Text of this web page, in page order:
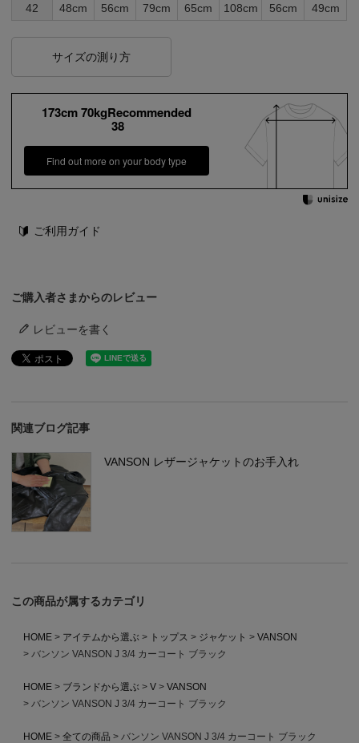
42 48cm 56cm 79cm 65cm 108cm 56cm 49cm
サイズの測り方
173cm 70kgRecommended
38
Find out more on your body type
ご利用ガイド
ご購入者さまからのレビュー
レビューを書く
関連ブログ記事
VANSON レザージャケットのお手入れ
この商品が属するカテゴリ
HOME アイテムから選ぶ トップス ジャケット
VANSON
バンソン VANSON J 3/4 カーコート ブラック
HOME ブランドから選ぶ V
VANSON
バンソン VANSON J 3/4 カーコート ブラック
HOME 全ての商品 バンソン VANSON J 3/4 カーコート ブラック